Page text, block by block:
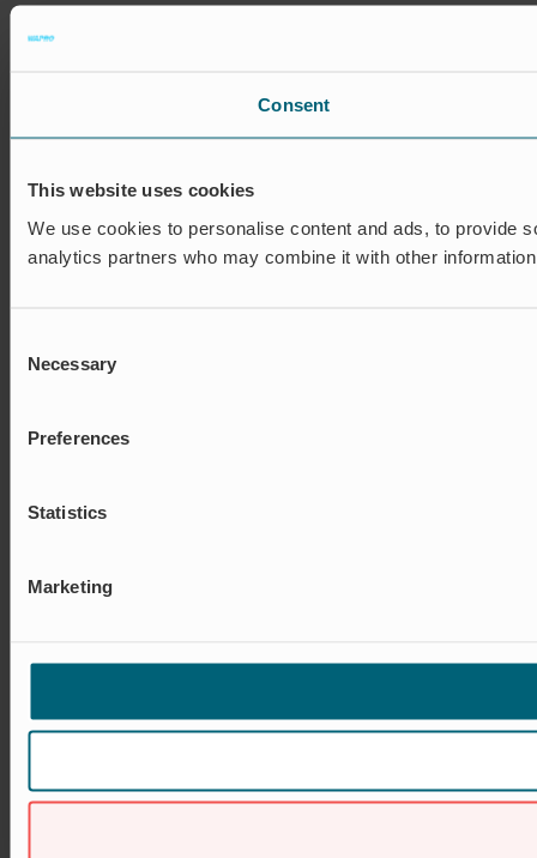
Consent
This website uses cookies
We use cookies to personalise content and ads, to provide
analytics partners who may combine it with other
Selection
Necessary
Preferences
Statistics
Marketing